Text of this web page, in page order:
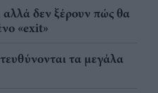
δεν ξέρουν πώς θα
«exit»
τα μεγάλα